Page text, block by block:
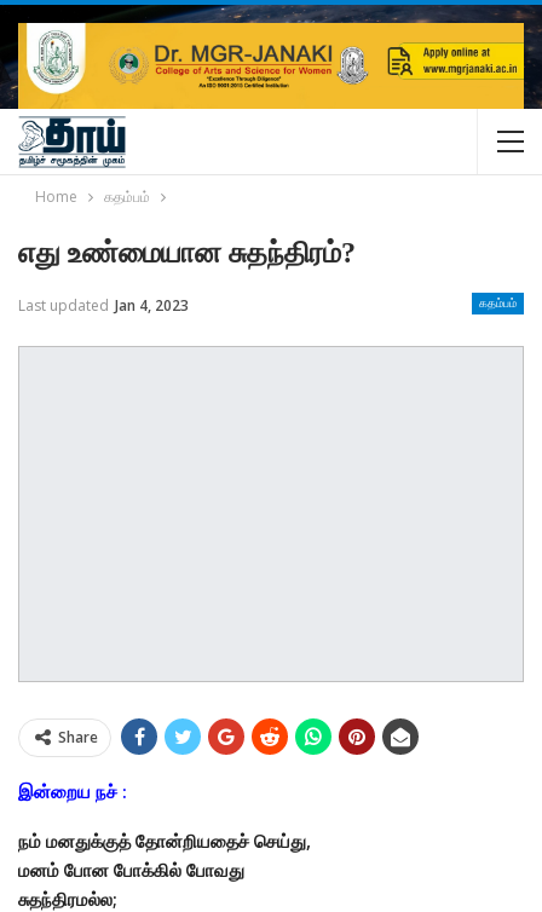
Home கதம்பம்
எது உண்மையான சுதந்திரம்?
கதம்பம்
Last updated Jan 4, 2023
Share
இன்றைய நச் :
நம் மனதுக்குத் தோன்றியதைச் செய்து,
மனம் போன போக்கில் போவது
சுதந்திரமல்ல;